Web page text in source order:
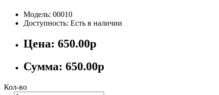
Модель: 00010
Доступность: Есть в наличии
Цена: 650.00р
Сумма: 650.00р
Кол-во